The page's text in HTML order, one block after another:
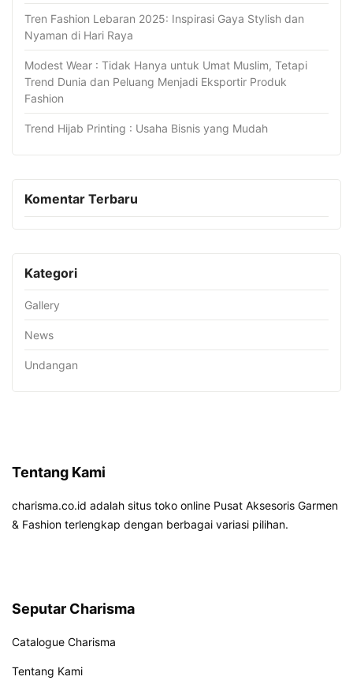
Tren Fashion Lebaran 2025: Inspirasi Gaya Stylish dan
Nyaman di Hari Raya
Modest Wear : Tidak Hanya untuk Umat Muslim, Tetapi
Trend Dunia dan Peluang Menjadi Eksportir Produk
Fashion
Trend Hijab Printing : Usaha Bisnis yang Mudah
Komentar Terbaru
Kategori
Gallery
News
Undangan
Tentang Kami
charisma.co.id adalah situs toko online Pusat Aksesoris Garmen
& Fashion terlengkap dengan berbagai variasi pilihan.
Seputar Charisma
Catalogue Charisma
Tentang Kami